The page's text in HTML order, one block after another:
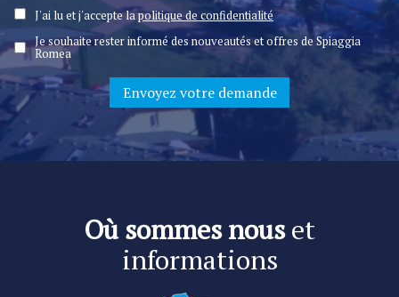
J'ai lu et j'accepte lapolitique de confidentialité
Je souhaite rester informé des nouveautés et offres de Spiaggia
Romea
Où sommes nouset
informations